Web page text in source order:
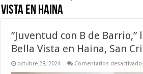
Vista en Haina
”Juventud con B de Barrio,”
Bella Vista en Haina, San
octubre 28, 2024 Comentarios